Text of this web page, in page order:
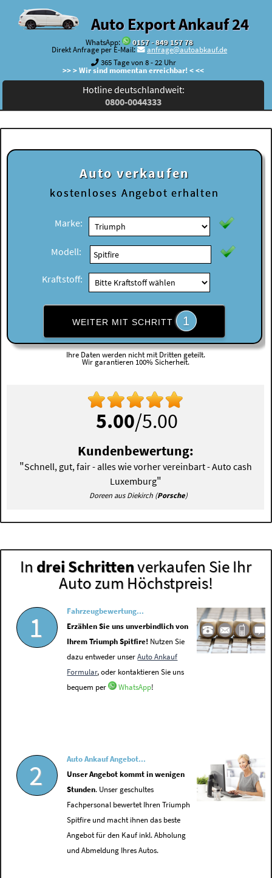
Auto Export Ankauf 24
WhatsApp:
0157 - 849 157 78
Direkt Anfrage per E-Mail:
anfrage@autoabkauf.de
365 Tage von 8 - 22 Uhr
>> > Wir sind momentan erreichbar! < <<
Hotline deutschlandweit:
0800-0044333
Auto verkaufen
kostenloses Angebot erhalten
Marke:
Modell:
Kraftstoff:
WEITER MIT SCHRITT 1
Ihre Daten werden nicht mit Dritten geteilt.
Wir garantieren 100% Sicherheit.
5.00/5.00
Kundenbewertung:
"Schnell, gut, fair - alles wie vorher vereinbart - Auto cash
Luxemburg"
Doreen aus Diekirch (Porsche)
In drei Schrittenverkaufen Sie Ihr
Auto zum Höchstpreis!
1
Fahrzeugbewertung...
Erzählen Sie uns unverbindlich von
Ihrem Triumph Spitfire! Nutzen Sie
dazu entweder unserAuto Ankauf
Formular, oder kontaktieren Sie uns
bequem per
WhatsApp!
2
Auto Ankauf Angebot...
Unser Angebot kommt in wenigen
Stunden. Unser geschultes
Fachpersonal bewertet Ihren Triumph
Spitfire und macht ihnen das beste
Angebot für den Kauf inkl. Abholung
und Abmeldung Ihres Autos.